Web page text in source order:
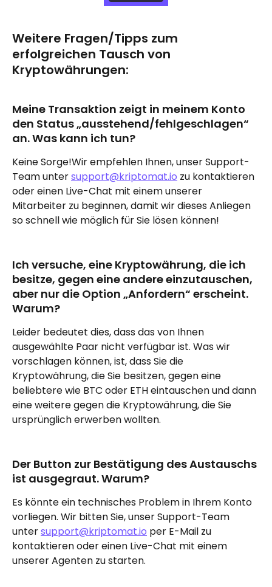
Weitere Fragen/Tipps zum
erfolgreichen Tausch von
Kryptowährungen:
Meine Transaktion zeigt in meinem Konto
den Status „ausstehend/fehlgeschlagen“
an. Was kann ich tun?
Keine Sorge!Wir empfehlen Ihnen, unser Support-
Team unter support@kriptomat.io zu kontaktieren
oder einen Live-Chat mit einem unserer
Mitarbeiter zu beginnen, damit wir dieses Anliegen
so schnell wie möglich für Sie lösen können!
Ich versuche, eine Kryptowährung, die ich
besitze, gegen eine andere einzutauschen,
aber nur die Option „Anfordern“ erscheint.
Warum?
Leider bedeutet dies, dass das von Ihnen
ausgewählte Paar nicht verfügbar ist. Was wir
vorschlagen können, ist, dass Sie die
Kryptowährung, die Sie besitzen, gegen eine
beliebtere wie BTC oder ETH eintauschen und dann
eine weitere gegen die Kryptowährung, die Sie
ursprünglich erwerben wollten.
Der Button zur Bestätigung des Austauschs
ist ausgegraut. Warum?
Es könnte ein technisches Problem in Ihrem Konto
vorliegen. Wir bitten Sie, unser Support-Team
unter support@kriptomat.io per E-Mail zu
kontaktieren oder einen Live-Chat mit einem
unserer Agenten zu starten.